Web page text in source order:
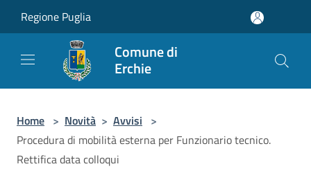
Regione Puglia
Comune di
Erchie
Home > Novità > Avvisi >
Procedura di mobilità esterna per Funzionario tecnico.
Rettifica data colloqui